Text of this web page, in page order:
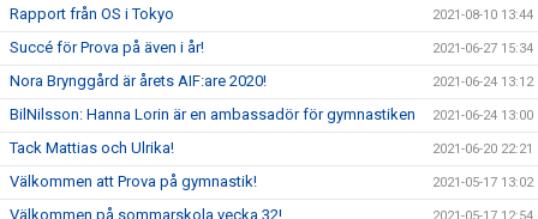
Rapport från OS i Tokyo 2021-08-10 13:44
Succé för Prova på även i år! 2021-06-27 15:34
Nora Brynggård är årets AIF:are 2020! 2021-06-24 13:12
BilNilsson: Hanna Lorin är en ambassadör för gymnastiken 2021-06-24 13:00
Tack Mattias och Ulrika! 2021-06-20 22:21
Välkommen att Prova på gymnastik! 2021-05-17 13:02
Välkommen på sommarskola vecka 32! 2021-05-17 12:54